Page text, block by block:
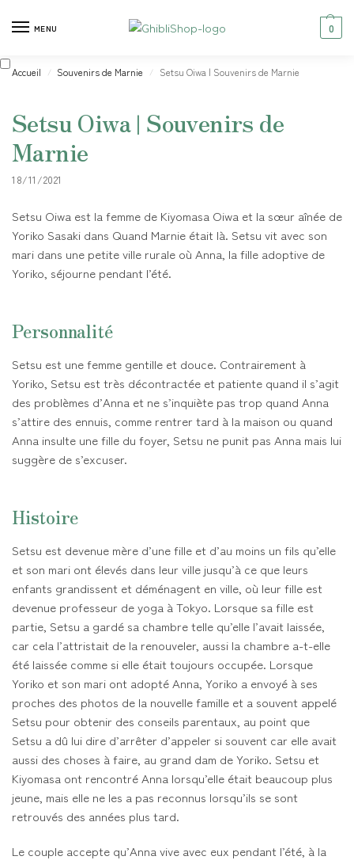
MENU 0
Accueil / Souvenirs de Marnie / Setsu Oiwa | Souvenirs de Marnie
Setsu Oiwa | Souvenirs de
Marnie
18/11/2021
Setsu Oiwa est la femme de Kiyomasa Oiwa et la sœur aînée de
Yoriko Sasaki dans Quand Marnie était là. Setsu vit avec son
mari dans une petite ville rurale où Anna, la fille adoptive de
Yoriko, séjourne pendant l’été.
Personnalité
Setsu est une femme gentille et douce. Contrairement à
Yoriko, Setsu est très décontractée et patiente quand il s’agit
des problèmes d’Anna et ne s’inquiète pas trop quand Anna
s’attire des ennuis, comme rentrer tard à la maison ou quand
Anna insulte une fille du foyer, Setsu ne punit pas Anna mais lui
suggère de s’excuser.
Histoire
Setsu est devenue mère d’une fille et d’au moins un fils qu’elle
et son mari ont élevés dans leur ville jusqu’à ce que leurs
enfants grandissent et déménagent en ville, où leur fille est
devenue professeur de yoga à Tokyo. Lorsque sa fille est
partie, Setsu a gardé sa chambre telle qu’elle l’avait laissée,
car cela l’attristait de la renouveler, aussi la chambre a-t-elle
été laissée comme si elle était toujours occupée. Lorsque
Yoriko et son mari ont adopté Anna, Yoriko a envoyé à ses
proches des photos de la nouvelle famille et a souvent appelé
Setsu pour obtenir des conseils parentaux, au point que
Setsu a dû lui dire d’arrêter d’appeler si souvent car elle avait
aussi des choses à faire, au grand dam de Yoriko. Setsu et
Kiyomasa ont rencontré Anna lorsqu’elle était beaucoup plus
jeune, mais elle ne les a pas reconnus lorsqu’ils se sont
retrouvés des années plus tard.
Le couple accepte qu’Anna vive avec eux pendant l’été, à la